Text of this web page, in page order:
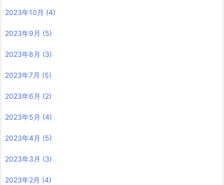
2023年10月 (4)
2023年9月 (5)
2023年8月 (3)
2023年7月 (5)
2023年6月 (2)
2023年5月 (4)
2023年4月 (5)
2023年3月 (3)
2023年2月 (4)